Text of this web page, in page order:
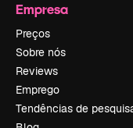
Empresa
Preços
Sobre nós
Reviews
Emprego
Tendências de